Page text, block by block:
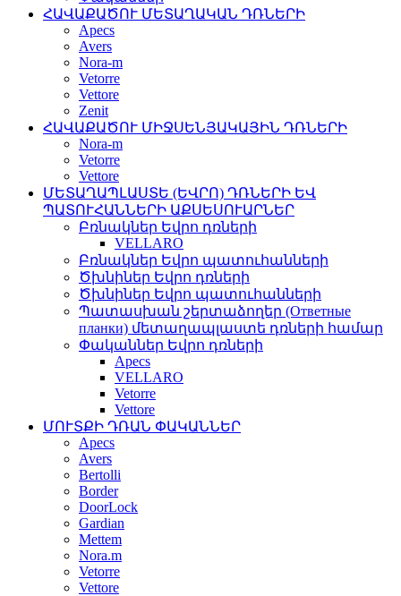
ՀԱՎԱՔԱԾՈՒ ՄԵՏԱՂԱԿԱՆ ԴՌՆԵՐԻ
Apecs
Avers
Nora-m
Vetorre
Vettore
Zenit
ՀԱՎԱՔԱԾՈՒ ՄԻՋՍԵՆՅԱԿԱՅԻՆ ԴՌՆԵՐԻ
Nora-m
Vetorre
Vettore
ՄԵՏԱՂԱՊԼԱՍՏԵ (ԵՎՐՈ) ԴՌՆԵՐԻ ԵՎ
ՊԱՏՈՒՀԱՆՆԵՐԻ ԱՔՍԵՍՈՒԱՐՆԵՐ
Բռնակներ Եվրո դռների
VELLARO
Բռնակներ Եվրո պատուհանների
Ծխնիներ Եվրո դռների
Ծխնիներ Եվրո պատուհանների
Պատասխան շերտաձողեր (Ответные
планки) մետաղապլաստե դռների համար
Փականներ Եվրո դռների
Apecs
VELLARO
Vetorre
Vettore
ՄՈՒՏՔԻ ԴՌԱՆ ՓԱԿԱՆՆԵՐ
Apecs
Avers
Bertolli
Border
DoorLock
Gardian
Mettem
Nora.m
Vetorre
Vettore